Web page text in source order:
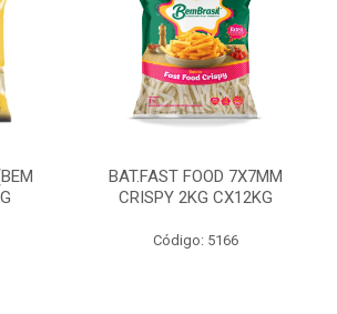
BAT.FAST FOOD 7X7MM
CRISPY 2KG CX12KG
Código: 5166